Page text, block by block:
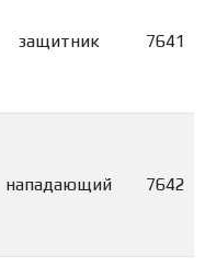
защитник 7641
нападающий 7642